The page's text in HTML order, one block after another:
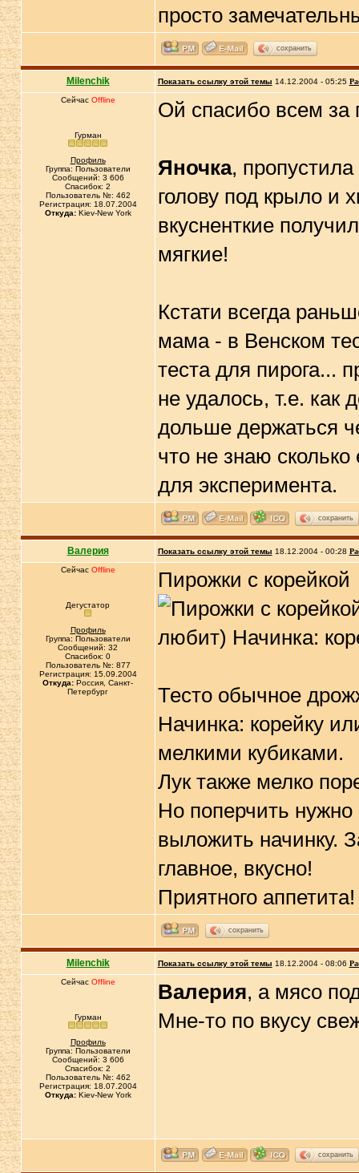
просто
сохранить
Milenchik Показать ссылку этой темы 14.12.2004 - 05:25
Сейчас Offline
Гурман
Профиль
Группа: Пользователи
Сообщений: 3 606
Спасибок: 2
Пользователь №: 462
Регистрация: 18.07.2004
Откуда:Kiev-New York
Ой спасибо всем за
Яночка,
голову под крыло и
вкусненткие
мягкие!
Кстати всегда
мама - в Венском
теста для пирога...
не удалось, т.е. как
дольше держаться
что не знаю
для эксперимента.
сохранить
Валерия Показать ссылку этой темы 18.12.2004 - 00:28
Сейчас Offline
Дегустатор
Профиль
Группа: Пользователи
Сообщений: 32
Спасибок: 0
Пользователь №: 877
Регистрация: 15.09.2004
Откуда: Россия, Санкт-
Петербург
Пирожки с корейкой
Тесто обычное
Начинка: корейку
мелкими кубиками.
Лук также мелко
Но поперчить
выложить начинку.
главное, вкусно!
Приятного аппетита!
сохранить
Milenchik Показать ссылку этой темы 18.12.2004 - 08:06
Сейчас Offline
Гурман
Профиль
Группа: Пользователи
Сообщений: 3 606
Спасибок: 2
Пользователь №: 462
Регистрация: 18.07.2004
Откуда:Kiev-New York
Валерия, а мясо
Мне-то по вкусу
сохранить